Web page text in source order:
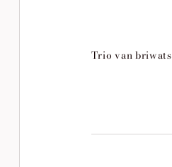
Trio van briwats